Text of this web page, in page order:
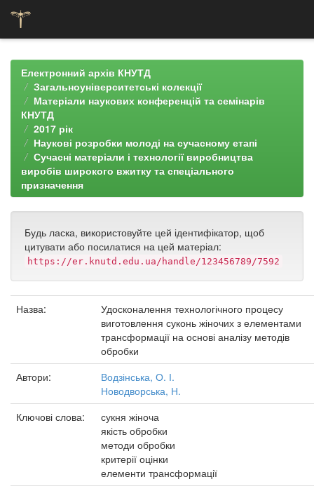
navigationЕлектронний архів КНУТД
Загальноуніверситетські колекції
Матеріали наукових конференцій та семінарів
КНУТД
2017 рік
Наукові розробки молоді на сучасному етапі
Сучасні матеріали і технології виробництва
виробів широкого вжитку та спеціального
призначення
Будь ласка, використовуйте цей ідентифікатор, щоб
цитувати або посилатися на цей матеріал:
https://er.knutd.edu.ua/handle/123456789/7592
Назва:
Удосконалення технологічного процесу
виготовлення суконь жіночих з елементами
трансформації на основі аналізу методів
обробки
Автори:
Водзінська, О. І.
Новодворська, Н.
Ключові слова:
сукня жіноча
якість обробки
методи обробки
критерії оцінки
елементи трансформації